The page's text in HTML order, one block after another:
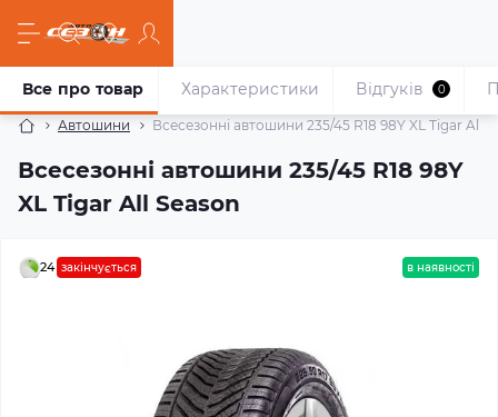
Автошини Всесезонні автошини 235/45 R18 98Y XL Tigar All
Всесезонні автошини 235/45 R18 98Y
XL Tigar All Season
Все про товар Характеристики Відгуків 0
24 закінчується в наявності